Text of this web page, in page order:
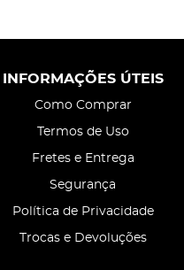
INFORMAÇÕES ÚTEIS
Como Comprar
Termos de Uso
Fretes e Entrega
Segurança
Política de Privacidade
Trocas e Devoluções